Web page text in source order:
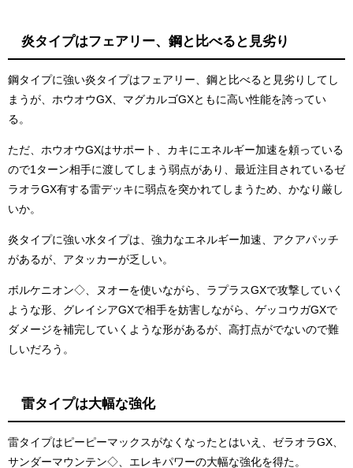
炎タイプはフェアリー、鋼と比べると見劣り
鋼タイプに強い炎タイプはフェアリー、鋼と比べると見劣りしてし
まうが、ホウオウGX、マグカルゴGXともに高い性能を誇ってい
る。
ただ、ホウオウGXはサポート、カキにエネルギー加速を頼っている
ので1ターン相手に渡してしまう弱点があり、最近注目されているゼ
ラオラGX有する雷デッキに弱点を突かれてしまうため、かなり厳し
いか。
炎タイプに強い水タイプは、強力なエネルギー加速、アクアパッチ
があるが、アタッカーが乏しい。
ボルケニオン◇、ヌオーを使いながら、ラプラスGXで攻撃していく
ような形、グレイシアGXで相手を妨害しながら、ゲッコウガGXで
ダメージを補完していくような形があるが、高打点がでないので難
しいだろう。
雷タイプは大幅な強化
雷タイプはピーピーマックスがなくなったとはいえ、ゼラオラGX、
サンダーマウンテン◇、エレキパワーの大幅な強化を得た。